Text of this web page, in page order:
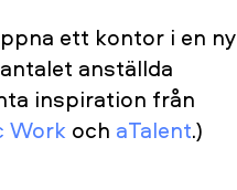
ett kontor i en ny
anställda
inspiration från
Work och aTalent.)